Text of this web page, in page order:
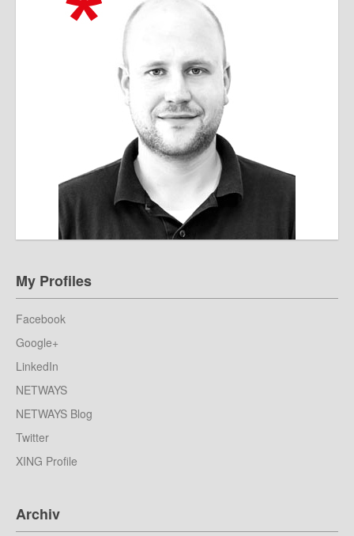
My Profiles
Facebook
Google+
LinkedIn
NETWAYS
NETWAYS Blog
Twitter
XING Profile
Archiv